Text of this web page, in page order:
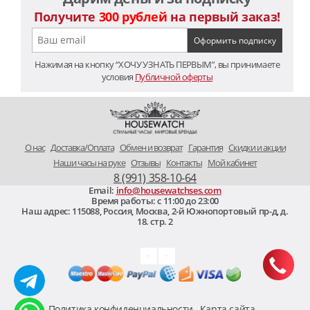
Получите 300 рублей на первый заказ!
Нажимая на кнопку “ХОЧУ УЗНАТЬ ПЕРВЫМ”, вы принимаете
условия Публичной оферты
O нас Доставка/Оплата Обмен и возврат Гарантия Скидки и акции
Наши часы на руке Отзывы Контакты Мой кабинет
8 (991) 358-10-64
Email: info@housewatchses.com
Время работы: c 11:00 до 23:00
Наш адрес: 115088, Россия, Москва 2-й Южнопортовый пр-д, д.
18. стр. 2